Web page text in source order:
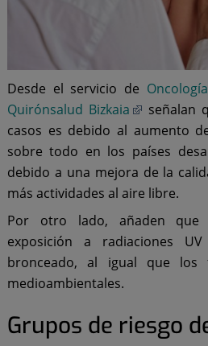
Desde el servicio de
Quirónsalud Bizkaia
señalan
casos es debido al aumento
sobre todo en los países
debido a una mejora de la
más actividades al aire libre.
Por otro lado, añaden que
exposición a radiaciones
bronceado, al igual que los
medioambientales.
Grupos de riesgo